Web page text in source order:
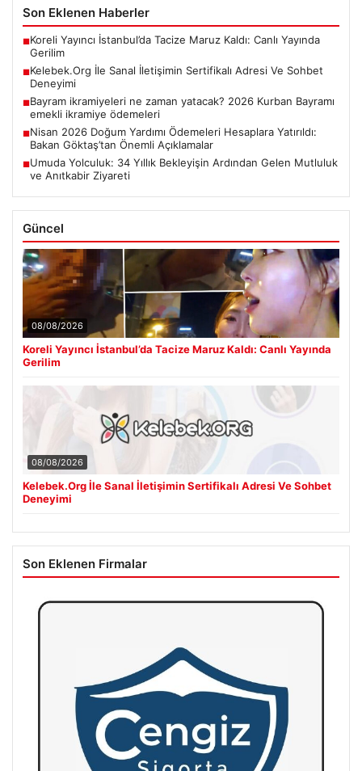
Son Eklenen Haberler
■Koreli Yayıncı İstanbul’da Tacize Maruz Kaldı: Canlı Yayında
Gerilim
■Kelebek.Org İle Sanal İletişimin Sertifikalı Adresi Ve Sohbet
Deneyimi
■Bayram ikramiyeleri ne zaman yatacak? 2026 Kurban Bayramı
emekli ikramiye ödemeleri
■Nisan 2026 Doğum Yardımı Ödemeleri Hesaplara Yatırıldı:
Bakan Göktaş’tan Önemli Açıklamalar
■Umuda Yolculuk: 34 Yıllık Bekleyişin Ardından Gelen Mutluluk
ve Anıtkabir Ziyareti
Güncel
08/08/2026
Koreli Yayıncı İstanbul’da Tacize Maruz Kaldı: Canlı Yayında
Gerilim
08/08/2026
Kelebek.Org İle Sanal İletişimin Sertifikalı Adresi Ve Sohbet
Deneyimi
Son Eklenen Firmalar